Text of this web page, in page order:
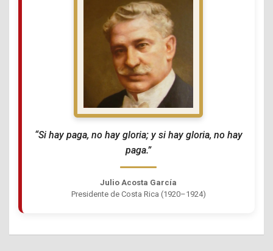
“Si hay paga, no hay gloria; y si hay gloria, no hay
paga.”
Julio Acosta García
Presidente de Costa Rica (1920–1924)